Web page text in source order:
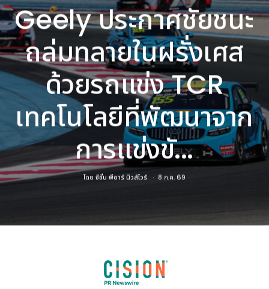
Geely ประกาศชัยชนะ
ถล่มทลายในฝรั่งเศส
ด้วยรถแข่ง TCR
เทคโนโลยีที่พัฒนาจาก
การแข่งขั...
โดย ซิชั่น พีอาร์ นิวส์ไวร์ 8 ก.ค. 69